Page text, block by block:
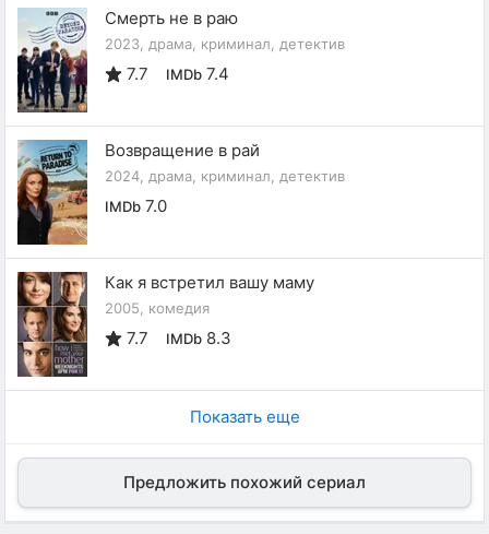
Смерть не в раю
2023, драма, криминал, детектив
7.7 IMDb 7.4
Возвращение в рай
2024, драма, криминал, детектив
IMDb 7.0
Как я встретил вашу маму
2005, комедия
7.7 IMDb 8.3
Показать еще
Предложить похожий сериал